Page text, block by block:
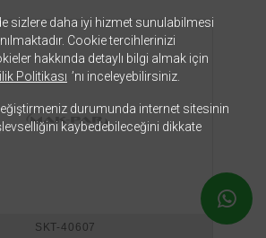
SKT-40607
sizlere daha iyi hizmet sunulabilmesi
Cookie tercihlerinizi
hakkında detaylı bilgi almak için
Politikası ’nı inceleyebilirsiniz.
durumunda internet sitesinin
kaybedebileceğini dikkate